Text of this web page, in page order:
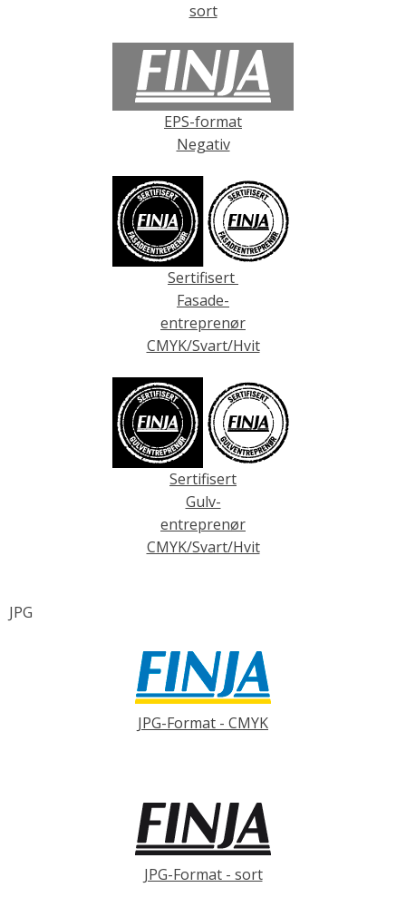
sort
EPS-format
Negativ
Sertifisert
Fasade-
entreprenør
CMYK/Svart/Hvit
Sertifisert
Gulv-
entreprenør
CMYK/Svart/Hvit
JPG
JPG-Format - CMYK
JPG-Format - sort